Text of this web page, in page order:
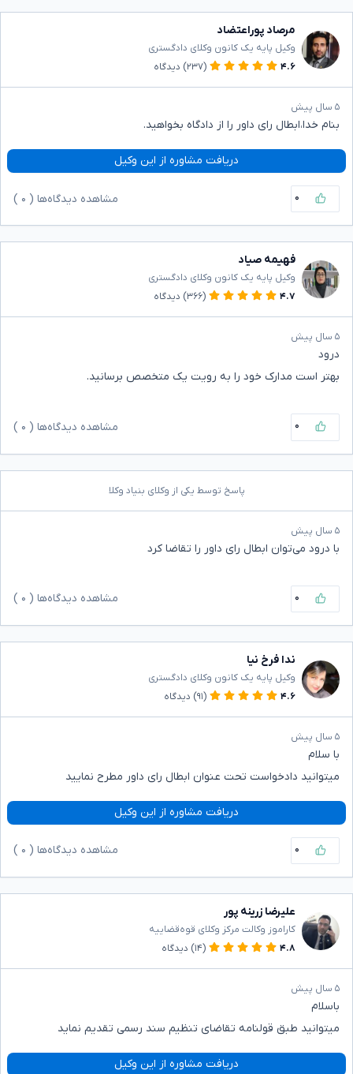
مرصاد پوراعتضاد
وکیل پایه یک کانون وکلای دادگستری
۴.۶
(۲۳۷) دیدگاه
۵ سال پیش
بنام خدا،ابطال رای داور را از دادگاه بخواهید.
دریافت مشاوره از این وکیل
۰ مشاهده دیدگاه‌ها ( ۰
فهیمه صیاد
وکیل پایه یک کانون وکلای دادگستری
۴.۷
(۳۶۶) دیدگاه
۵ سال پیش
درود
بهتر است مدارک خود را به رویت یک متخصص برسانید.
۰ مشاهده دیدگاه‌ها ( ۰
پاسخ توسط یکی از وکلای بنیاد وکلا
۵ سال پیش
با درود می‌توان ابطال رای داور را تقاضا کرد
۰ مشاهده دیدگاه‌ها ( ۰
ندا فرخ نیا
وکیل پایه یک کانون وکلای دادگستری
۴.۶
(۹۱) دیدگاه
۵ سال پیش
با سلام
میتوانید دادخواست تحت عنوان ابطال رای داور مطرح نمایید
دریافت مشاوره از این وکیل
۰ مشاهده دیدگاه‌ها ( ۰
علیرضا زرینه پور
کاراموز وکالت مرکز وکلای قوه‌قضاییه
۴.۸
(۱۴) دیدگاه
۵ سال پیش
باسلام
میتوانید طبق قولنامه تقاضای تنظیم سند رسمی تقدیم نماید
دریافت مشاوره از این وکیل